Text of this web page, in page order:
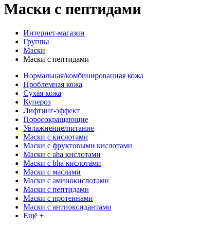
Маски с пептидами
Интернет-магазин
Группы
Маски
Маски с пептидами
Нормальная/комбинированная кожа
Проблемная кожа
Сухая кожа
Купероз
Лифтинг-эффект
Поросокращающие
Увлажнение/питание
Маски с кислотами
Маски с фруктовыми кислотами
Маски с aha кислотами
Маски с bha кислотами
Маски с маслами
Маски с аминокислотами
Маски с пептидами
Маски с протеинами
Маски с антиоксидантами
Ещё +